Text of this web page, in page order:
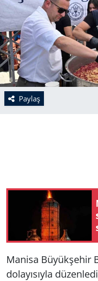
Paylaş
Manisa Büyükşehir
dolayısıyla